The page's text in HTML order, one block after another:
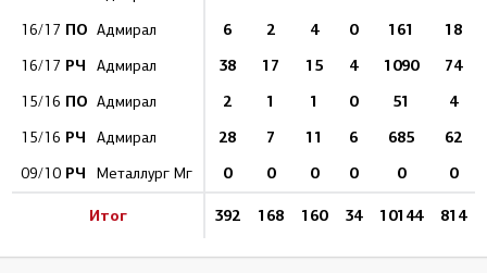
16/17 ПО Адмирал 6 2 4 0 161 18
16/17 РЧ Адмирал 38 17 15 4 1090 74
15/16 ПО Адмирал 2 1 1 0 51 4
15/16 РЧ Адмирал 28 7 11 6 685 62
09/10 РЧ Металлург Мг 0 0 0 0 0 0
Итог 392 168 160 34 10144 814